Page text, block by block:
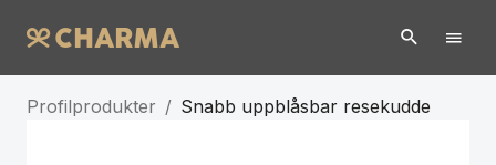
Profilprodukter / Snabb uppblåsbar resekudde